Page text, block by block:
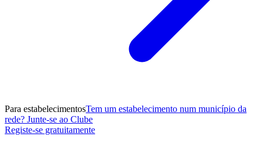
Para estabelecimentosTem um estabelecimento num município da
rede? Junte-se ao Clube
Registe-se gratuitamente